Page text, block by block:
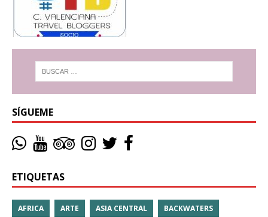
SÍGUEME
ETIQUETAS
AFRICA ARTE ASIA CENTRAL BACKWATERS